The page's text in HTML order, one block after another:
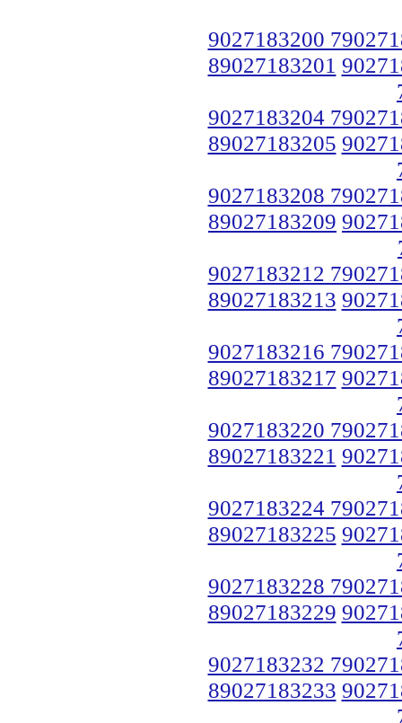
9027183200
89027183201
9027183204
89027183205
9027183208
89027183209
9027183212
89027183213
9027183216
89027183217
9027183220
89027183221
9027183224
89027183225
9027183228
89027183229
9027183232
89027183233